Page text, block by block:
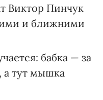
Виктор Пинчук
и ближними
бабка — за
а тут мышка